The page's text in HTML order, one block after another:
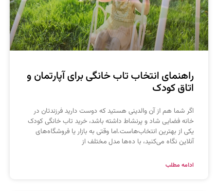
انتخاب تاب خانگی برای آپارتمان و
کودک
شما هم از آن والدینی هستید که دوست دارید فرزندتان در
فضایی شاد و پرنشاط داشته باشد، خرید تاب خانگی کودک
از بهترین انتخاب‌هاست.اما وقتی به بازار یا فروشگاه‌های
نگاه می‌کنید، با ده‌ها مدل مختلف از
مطلب